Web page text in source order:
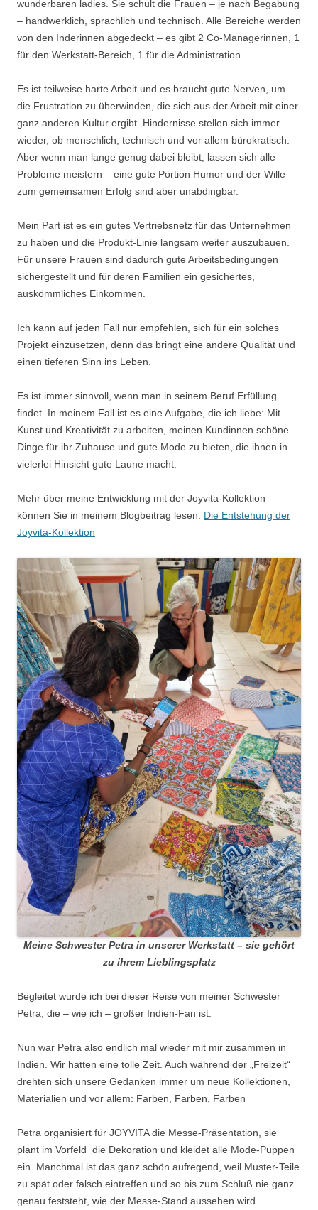
wunderbaren ladies. Sie schult die Frauen – je nach Begabung
– handwerklich, sprachlich und technisch. Alle Bereiche werden
von den Inderinnen abgedeckt – es gibt 2 Co-Managerinnen, 1
für den Werkstatt-Bereich, 1 für die Administration.
Es ist teilweise harte Arbeit und es braucht gute Nerven, um
die Frustration zu überwinden, die sich aus der Arbeit mit einer
ganz anderen Kultur ergibt. Hindernisse stellen sich immer
wieder, ob menschlich, technisch und vor allem bürokratisch.
Aber wenn man lange genug dabei bleibt, lassen sich alle
Probleme meistern – eine gute Portion Humor und der Wille
zum gemeinsamen Erfolg sind aber unabdingbar.
Mein Part ist es ein gutes Vertriebsnetz für das Unternehmen
zu haben und die Produkt-Linie langsam weiter auszubauen.
Für unsere Frauen sind dadurch gute Arbeitsbedingungen
sichergestellt und für deren Familien ein gesichertes,
auskömmliches Einkommen.
Ich kann auf jeden Fall nur empfehlen, sich für ein solches
Projekt einzusetzen, denn das bringt eine andere Qualität und
einen tieferen Sinn ins Leben.
Es ist immer sinnvoll, wenn man in seinem Beruf Erfüllung
findet. In meinem Fall ist es eine Aufgabe, die ich liebe: Mit
Kunst und Kreativität zu arbeiten, meinen Kundinnen schöne
Dinge für ihr Zuhause und gute Mode zu bieten, die ihnen in
vielerlei Hinsicht gute Laune macht.
Mehr über meine Entwicklung mit der Joyvita-Kollektion
können Sie in meinem Blogbeitrag lesen: Die Entstehung der
Joyvita-Kollektion
Meine Schwester Petra in unserer Werkstatt – sie gehört
zu ihrem Lieblingsplatz
Begleitet wurde ich bei dieser Reise von meiner Schwester
Petra, die – wie ich – großer Indien-Fan ist.
Nun war Petra also endlich mal wieder mit mir zusammen in
Indien. Wir hatten eine tolle Zeit. Auch während der „Freizeit“
drehten sich unsere Gedanken immer um neue Kollektionen,
Materialien und vor allem: Farben, Farben, Farben
Petra organisiert für JOYVITA die Messe-Präsentation, sie
plant im Vorfeld die Dekoration und kleidet alle Mode-Puppen
ein. Manchmal ist das ganz schön aufregend, weil Muster-Teile
zu spät oder falsch eintreffen und so bis zum Schluß nie ganz
genau feststeht, wie der Messe-Stand aussehen wird.